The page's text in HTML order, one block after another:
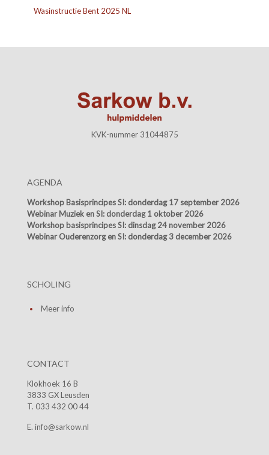
Wasinstructie Bent 2025 NL
KVK-nummer 31044875
AGENDA
Workshop Basisprincipes SI: donderdag 17 september 2026
Webinar Muziek en SI: donderdag 1 oktober 2026
Workshop basisprincipes SI: dinsdag 24 november 2026
Webinar Ouderenzorg en SI: donderdag 3 december 2026
SCHOLING
Meer info
CONTACT
Klokhoek 16 B
3833 GX Leusden
T. 033 432 00 44
E. info@sarkow.nl